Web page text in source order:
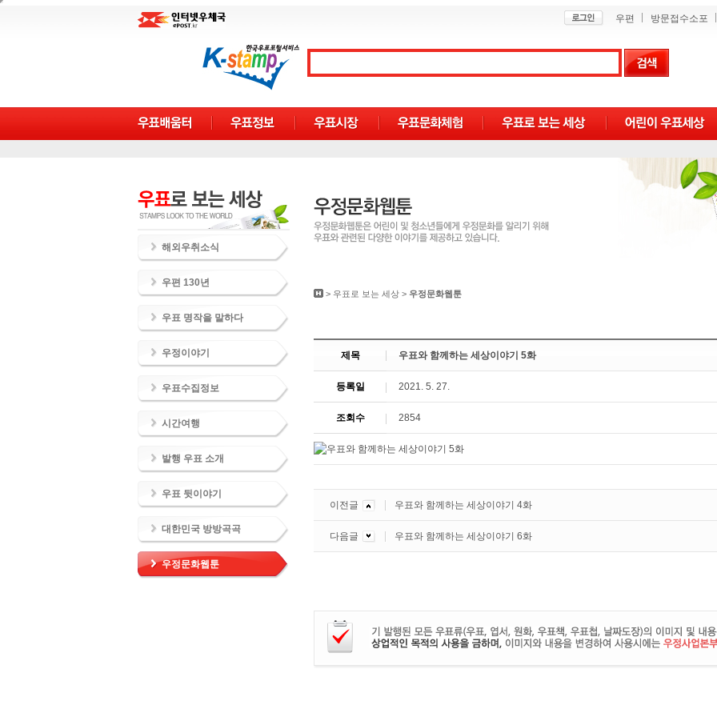
우편 방문접수소포
해외우취소식
우편 130년
우표 명작을 말하다
우정이야기
우표수집정보
시간여행
발행 우표 소개
우표 뒷이야기
대한민국 방방곡곡
우정문화웹툰
> 우표로 보는 세상 > 우정문화웹툰
제목 우표와 함께하는 세상이야기 5화
등록일 2021. 5. 27.
조회수 2854
이전글 우표와 함께하는 세상이야기 4화
다음글 우표와 함께하는 세상이야기 6화